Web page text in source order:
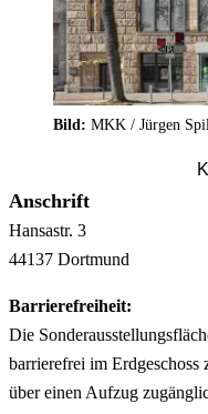
Bild: MKK / Jürgen
Anschrift
Hansastr. 3
44137 Dortmund
Barrierefreiheit:
Die
barrierefrei im
über einen Aufzug